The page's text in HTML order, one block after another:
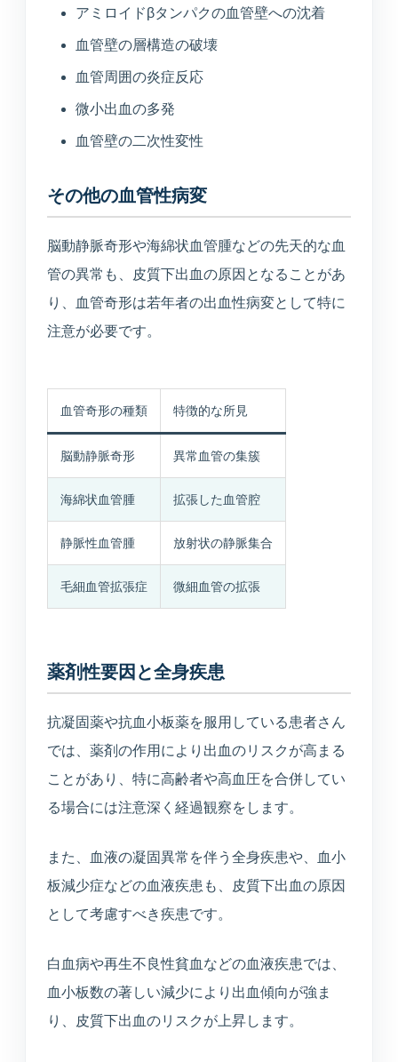
アミロイドβタンパクの血管壁への沈着
血管壁の層構造の破壊
血管周囲の炎症反応
微小出血の多発
血管壁の二次性変性
その他の血管性病変
脳動静脈奇形や海綿状血管腫などの先天的な血
管の異常も、皮質下出血の原因となることがあ
り、血管奇形は若年者の出血性病変として特に
注意が必要です。
血管奇形の種類 特徴的な所見
脳動静脈奇形 異常血管の集簇
海綿状血管腫 拡張した血管腔
静脈性血管腫 放射状の静脈集合
毛細血管拡張症 微細血管の拡張
薬剤性要因と全身疾患
抗凝固薬や抗血小板薬を服用している患者さん
では、薬剤の作用により出血のリスクが高まる
ことがあり、特に高齢者や高血圧を合併してい
る場合には注意深く経過観察をします。
また、血液の凝固異常を伴う全身疾患や、血小
板減少症などの血液疾患も、皮質下出血の原因
として考慮すべき疾患です。
白血病や再生不良性貧血などの血液疾患では、
血小板数の著しい減少により出血傾向が強ま
り、皮質下出血のリスクが上昇します。